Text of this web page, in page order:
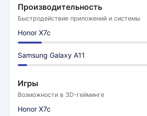
Производительность
Быстродействие приложений и системы
Honor X7c
Samsung Galaxy A11
Игры
Возможности в 3D-гейминге
Honor X7c